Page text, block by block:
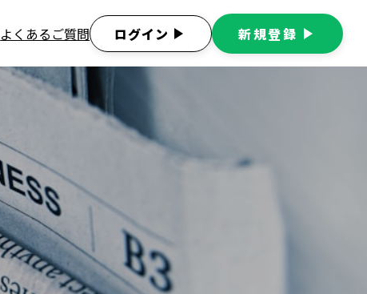
よくあるご質問 ログイン play_arrow 新規登録 play_arrow